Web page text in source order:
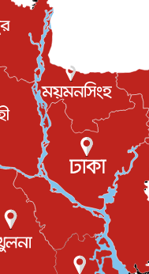
টি-টোয়েন্টি ইতিহাসের সর্বোচ্চ
বস্তিতে কেটেছে শৈশব, আজ মুম্বাইয়ে
বিনোদন
যুক্তরাজ্যে বসবাসরত জাতীয়তাবাদী
সভা...
ইউকে কমিউনিটি
প্রধানমন্ত্রীকে সৌদি আরব সফরের
জাতীয়
জুলাই গণ-অভ্যুত্থান দিবস আজ,
জাতীয়
জনগণ পরিবর্তন চেয়েছে বলেই